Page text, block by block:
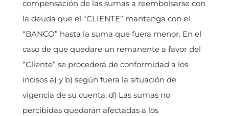
compensación de las sumas a reembolsarse con
la deuda que el “CLIENTE” mantenga con el
“BANCO” hasta la suma que fuera menor. En el
caso de que quedare un remanente a favor del
“Cliente” se procederá de conformidad a los
incisos a) y b) según fuera la situación de
vigencia de su cuenta. d) Las sumas no
percibidas quedarán afectadas a los